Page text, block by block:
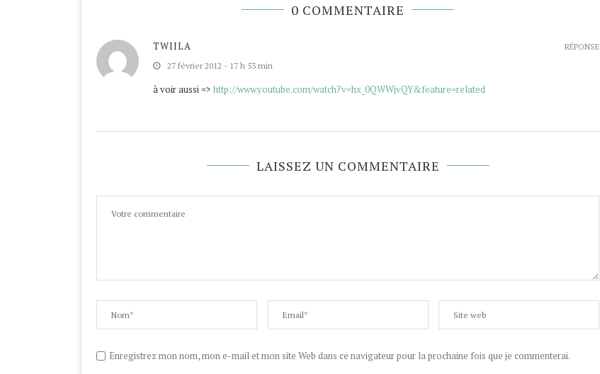
0 COMMENTAIRE
TWIILA
27 février 2012 - 17 h 53 min
à voir aussi => http://www.youtube.com/watch?v=hx_0QWWjvQY&feature=related
RÉPONSE
LAISSEZ UN COMMENTAIRE
Enregistrez mon nom, mon e-mail et mon site Web dans ce navigateur pour la prochaine fois que je commenterai.